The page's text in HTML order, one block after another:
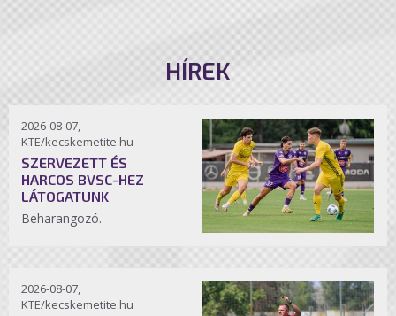
HÍREK
2026-08-07,
KTE/kecskemetite.hu
SZERVEZETT ÉS
HARCOS BVSC-HEZ
LÁTOGATUNK
Beharangozó.
2026-08-07,
KTE/kecskemetite.hu